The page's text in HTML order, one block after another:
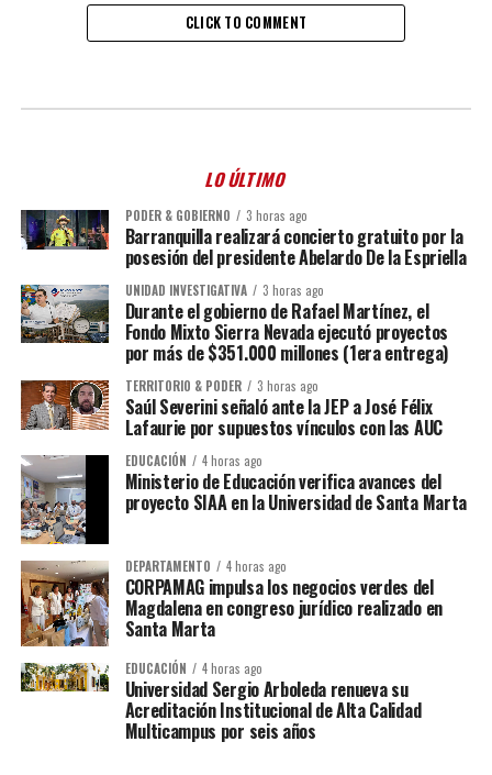
CLICK TO COMMENT
LO ÚLTIMO
PODER & GOBIERNO 3 horas ago
Barranquilla realizará concierto gratuito por la
posesión del presidente Abelardo De la Espriella
UNIDAD INVESTIGATIVA 3 horas ago
Durante el gobierno de Rafael Martínez, el
Fondo Mixto Sierra Nevada ejecutó proyectos
por más de $351.000 millones (1era entrega)
TERRITORIO & PODER 3 horas ago
Saúl Severini señaló ante la JEP a José Félix
Lafaurie por supuestos vínculos con las AUC
EDUCACIÓN 4 horas ago
Ministerio de Educación verifica avances del
proyecto SIAA en la Universidad de Santa Marta
DEPARTAMENTO 4 horas ago
CORPAMAG impulsa los negocios verdes del
Magdalena en congreso jurídico realizado en
Santa Marta
EDUCACIÓN 4 horas ago
Universidad Sergio Arboleda renueva su
Acreditación Institucional de Alta Calidad
Multicampus por seis años